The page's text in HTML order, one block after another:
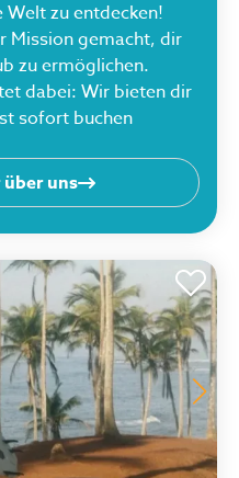
zu entdecken!
Mission gemacht, dir
zu ermöglichen.
dabei: Wir bieten dir
sofort buchen
uns